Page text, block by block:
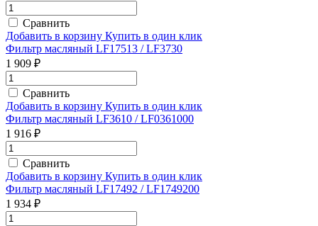
Сравнить
Добавить в корзину Купить в один клик
Фильтр масляный LF17513 / LF3730
1 909 ₽
Сравнить
Добавить в корзину Купить в один клик
Фильтр масляный LF3610 / LF0361000
1 916 ₽
Сравнить
Добавить в корзину Купить в один клик
Фильтр масляный LF17492 / LF1749200
1 934 ₽